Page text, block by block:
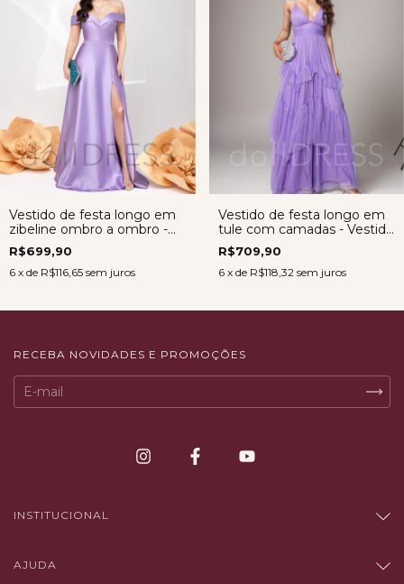
Vestido de festa longo em
zibeline ombro a ombro -
Vestido Aurora LAVANDA
R$699,90
6 x de R$116,65 sem juros
Vestido de festa longo em
tule com camadas - Vestido
Sarah LAVANDA
R$709,90
6 x de R$118,32 sem juros
RECEBA NOVIDADES E PROMOÇÕES
INSTITUCIONAL
AJUDA